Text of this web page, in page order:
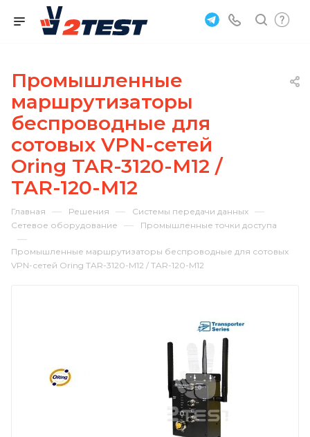
Промышленные
маршрутизаторы
беспроводные для
сотовых VPN-сетей
Oring TAR-3120-M12 /
TAR-120-M12
Главная — Решения — Системы передачи данных —
Сетевое оборудование — Промышленные точки доступа
—
Промышленные маршрутизаторы беспроводные для сотовых
VPN-сетей Oring TAR-3120-M12 / TAR-120-M12